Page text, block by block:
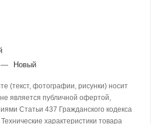
— Новый
(текст, фотографии, рисунки) носит
является публичной офертой,
Статьи 437 Гражданского кодекса
характеристики товара